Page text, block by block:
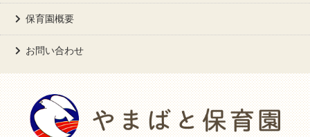
保育園概要
お問い合わせ